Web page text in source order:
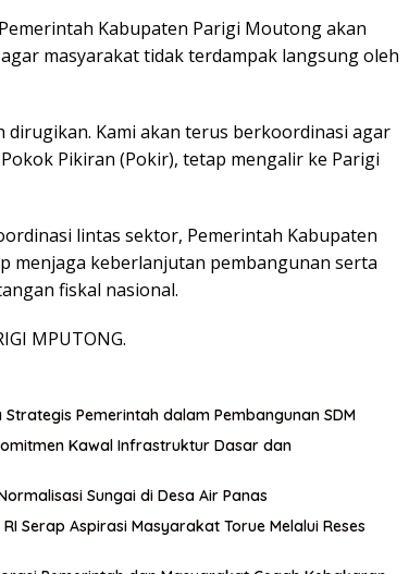
Kabupaten Parigi Moutong akan
masyarakat tidak terdampak langsung oleh
Kami akan terus berkoordinasi agar
Pikiran (Pokir), tetap mengalir ke Parigi
lintas sektor, Pemerintah Kabupaten
keberlanjutan pembangunan serta
fiskal nasional.
MPUTONG.
Pemerintah dalam Pembangunan SDM
Kawal Infrastruktur Dasar dan
Sungai di Desa Air Panas
Serap Aspirasi Masyarakat Torue Melalui Reses